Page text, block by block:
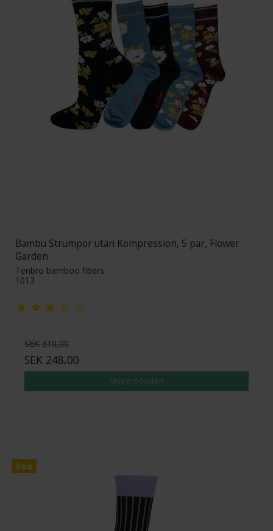
Bambu Strumpor utan Kompression, 5 par, Flower
Garden
Tenbro bamboo fibers
1013
SEK 310,00
SEK 248,00
Visa produkten
Rea